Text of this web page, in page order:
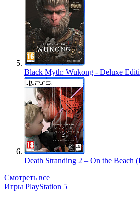
Black Myth: Wukong - Deluxe
Death Stranding 2 – On the Beach
Смотреть все
Игры PlayStation 5